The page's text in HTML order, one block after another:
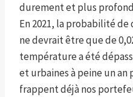
durement et plus
En 2021, la probabilité de
ne devrait être que de
température a été
et urbaines à peine un an
frappent déjà nos